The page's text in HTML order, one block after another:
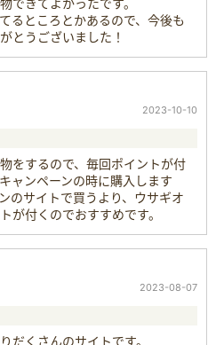
できてよかったです。
るところとかあるので、今後も
とうございました！
2023-10-10
をするので、毎回ポイントが付
ャンペーンの時に購入します
のサイトで買うより、ウサギオ
が付くのでおすすめです。
2023-08-07
だくさんのサイトです。